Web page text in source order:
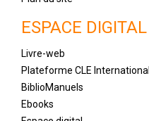
ESPACE DIGITAL
Livre-web
Plateforme CLE International
BiblioManuels
Ebooks